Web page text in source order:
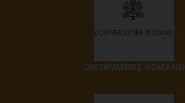
OSSERVATORE ROMANO